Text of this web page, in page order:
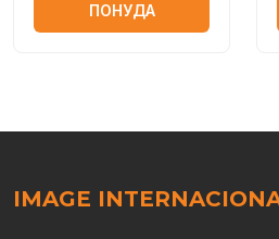
ПОНУДА
IMAGE